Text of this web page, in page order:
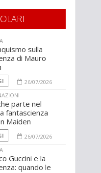
sulla
di Mauro
26/07/2026
parte nel
fantascienza
Maiden
26/07/2026
Guccini e la
quando le